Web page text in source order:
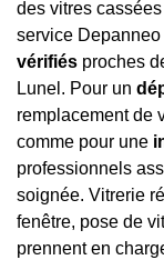
des vitres
service
vérifiés proches
Lunel. Pour un
remplacement de
comme pour une
professionnels
soignée. Vitrerie
fenêtre, pose de
prennent en